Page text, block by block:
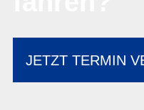
JETZT TERMIN